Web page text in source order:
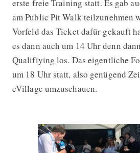
erste freie Training statt. Es gab
am Public Pit Walk teilzunehmen
Vorfeld das Ticket dafür gekauft
es dann auch um 14 Uhr denn
Qualifiying los. Das eigentliche
um 18 Uhr statt, also genügend
eVillage umzuschauen.